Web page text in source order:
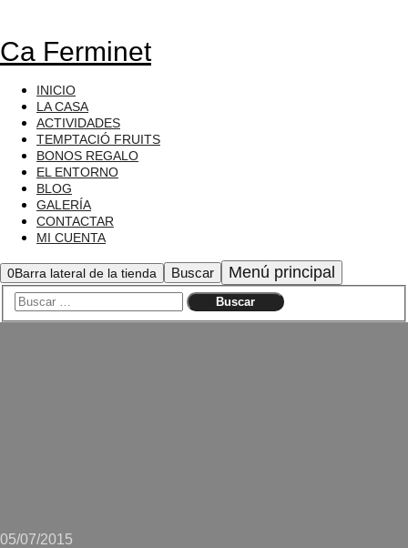
Ca Ferminet
INICIO
LA CASA
ACTIVIDADES
TEMPTACIÓ FRUITS
BONOS REGALO
EL ENTORNO
BLOG
GALERÍA
CONTACTAR
MI CUENTA
0Barra lateral de la tienda Buscar Menú principal
05/07/2015